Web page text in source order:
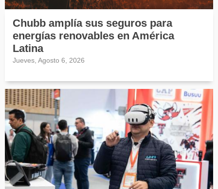
Chubb amplía sus seguros para
energías renovables en América
Latina
Jueves, Agosto 6, 2026